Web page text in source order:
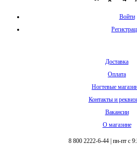
Войти
Доставка
Оплата
Ногтевые
Контакты и
Вакансии
О магазине
8 800 2222-6-44 пн-пт с